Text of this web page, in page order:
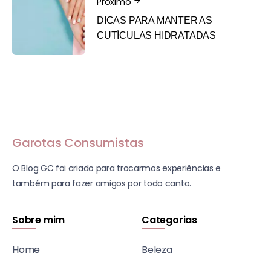
DICAS PARA MANTER AS
CUTÍCULAS HIDRATADAS
Garotas Consumistas
O Blog GC foi criado para trocarmos experiências e
também para fazer amigos por todo canto.
Sobre mim
Home
Categorias
Beleza